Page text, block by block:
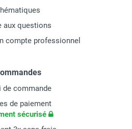
aux questions
compte professionnel
de commande
de paiement
sécurisé